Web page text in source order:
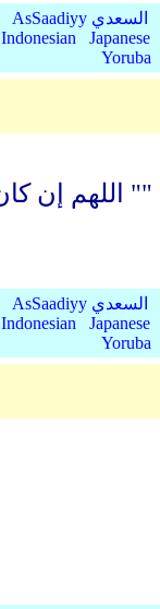
AsSaadiyy السعدي
Indonesian Japanese
Yoruba
AsSaadiyy السعدي
Indonesian Japanese
Yoruba